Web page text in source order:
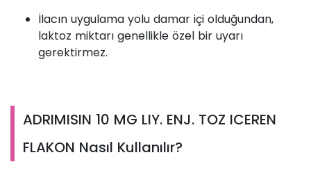
İlacın uygulama yolu damar içi olduğundan,
laktoz miktarı genellikle özel bir uyarı
gerektirmez.
ADRIMISIN 10 MG LIY. ENJ. TOZ ICEREN
FLAKON Nasıl Kullanılır?